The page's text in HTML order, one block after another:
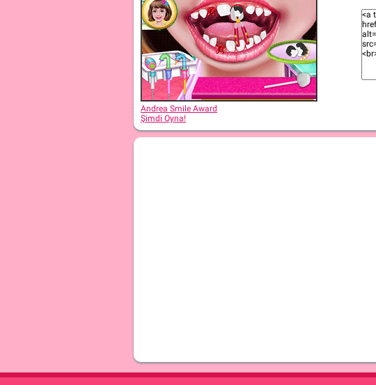
Andrea Smile Award
Şimdi Oyna!